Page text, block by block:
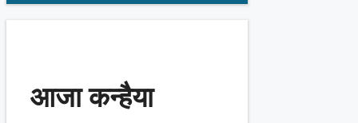
आजा कन्हैया